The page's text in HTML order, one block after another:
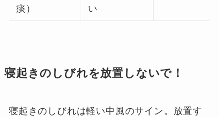
痰）
い
寝起きのしびれを放置しないで！
寝起きのしびれは軽い中風のサイン。放置す